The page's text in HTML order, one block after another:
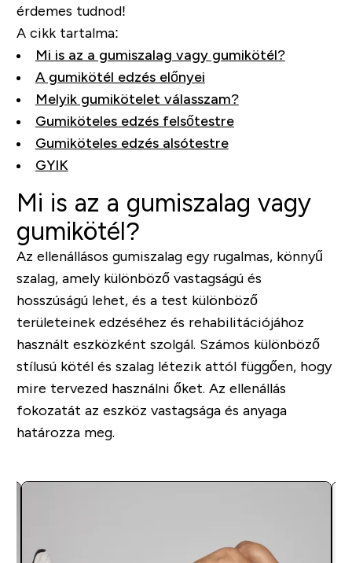
érdemes tudnod!
A cikk tartalma:
Mi is az a gumiszalag vagy gumikötél?
A gumikötél edzés előnyei
Melyik gumikötelet válasszam?
Gumiköteles edzés felsőtestre
Gumiköteles edzés alsótestre
GYIK
Mi is az a gumiszalag vagy
gumikötél?
Az ellenállásos gumiszalag egy rugalmas, könnyű
szalag, amely különböző vastagságú és
hosszúságú lehet, és a test különböző
területeinek edzéséhez és rehabilitációjához
használt eszközként szolgál. Számos különböző
stílusú kötél és szalag létezik attól függően, hogy
mire tervezed használni őket. Az ellenállás
fokozatát az eszköz vastagsága és anyaga
határozza meg.